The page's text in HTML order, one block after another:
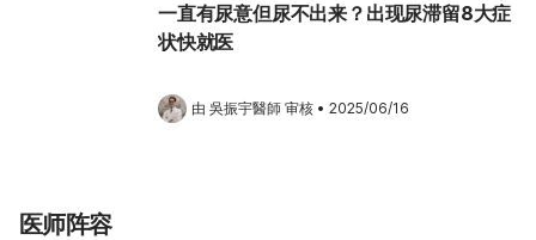
一直有尿意但尿不出来？出现尿滞留8大症
状快就医
由 吳振宇醫師 审核 • 2025/06/16
医师阵容